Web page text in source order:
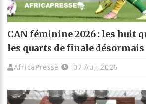
CAN féminine 2026 : les huit
les quarts de finale désormais
AfricaPresse 07 Aug 2026